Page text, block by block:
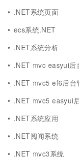
.NET系统页面
ecs系统.NET
.NET系统分析
.NET mvc easyui后
.NET mvc5 ef6后台
.NET mvc5 easyui
.NET系统应用
.NET阅闻系统
.NET mvc3系统